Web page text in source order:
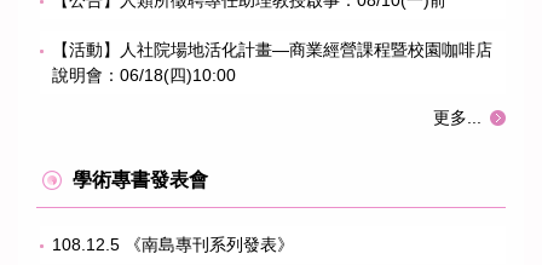
【活動】人社院場地活化計畫—商業經營課程暨校園咖啡店
說明會：06/18(四)10:00
更多...
學術專書發表會
108.12.5 《南島專刊系列發表》